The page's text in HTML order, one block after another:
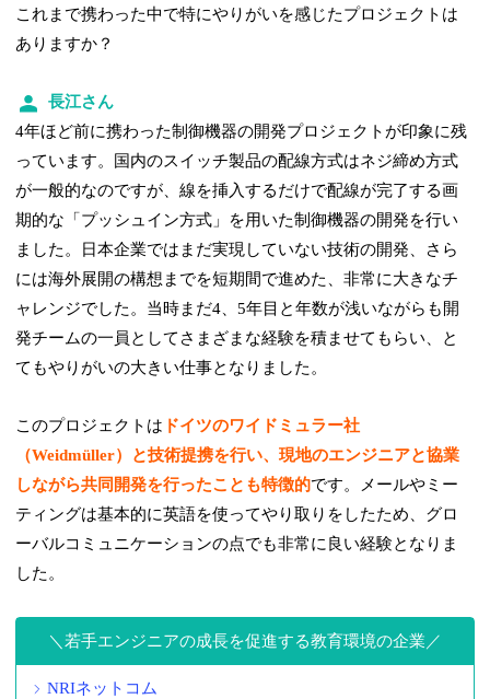
これまで携わった中で特にやりがいを感じたプロジェクトは
ありますか？
長江さん
4年ほど前に携わった制御機器の開発プロジェクトが印象に残
っています。国内のスイッチ製品の配線方式はネジ締め方式
が一般的なのですが、線を挿入するだけで配線が完了する画
期的な「プッシュイン方式」を用いた制御機器の開発を行い
ました。日本企業ではまだ実現していない技術の開発、さら
には海外展開の構想までを短期間で進めた、非常に大きなチ
ャレンジでした。当時まだ4、5年目と年数が浅いながらも開
発チームの一員としてさまざまな経験を積ませてもらい、と
てもやりがいの大きい仕事となりました。
このプロジェクトは ドイツのワイドミュラー社
（Weidmüller）と技術提携を行い、現地のエンジニアと協業
しながら共同開発を行ったことも特徴的です。メールやミー
ティングは基本的に英語を使ってやり取りをしたため、グロ
ーバルコミュニケーションの点でも非常に良い経験となりま
した。
若手エンジニアの成長を促進する教育環境の企業
NRIネットコム